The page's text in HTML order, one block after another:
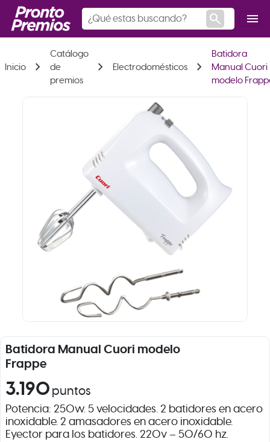
search menu
Inicio chevron_right
Catálogo
de
premios
chevron_right Electrodomésticos chevron_right
Batidora
Manual Cuori
modelo
Batidora Manual Cuori modelo
Frappe
3.190 puntos
Potencia: 250w. 5 velocidades. 2 batidores en acero
inoxidable. 2 amasadores en acero inoxidable.
Eyector para los batidores. 220v – 50/60 hz.